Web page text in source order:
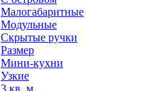
Малогабаритные
Модульные
Скрытые ручки
Размер
Мини-кухни
Узкие
3 кв. м.